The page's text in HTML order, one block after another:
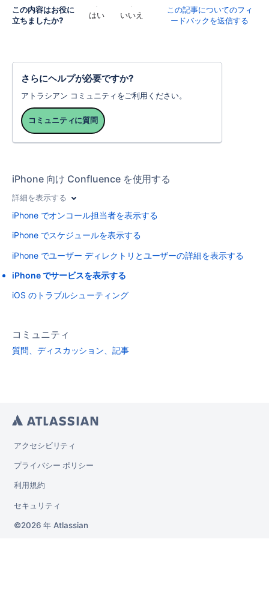
この内容はお役に
立ちましたか?
はい いいえ
この記事についてのフィ
ードバックを送信する
さらにヘルプが必要ですか?
アトラシアン コミュニティをご利用ください。
コミュニティに質問
iPhone 向け Confluence を使用する
詳細を表示する
iPhone でオンコール担当者を表示する
iPhone でスケジュールを表示する
iPhone でユーザー ディレクトリとユーザーの詳細を表示する
iPhone でサービスを表示する
iOS のトラブルシューティング
コミュニティ
質問、ディスカッション、記事
アクセシビリティ
プライバシー ポリシー
利用規約
セキュリティ
2026 年 Atlassian